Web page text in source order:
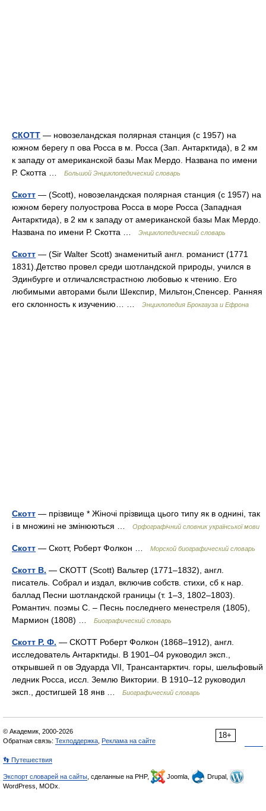
СКОТТ — новозеландская полярная станция (с 1957) на
южном берегу п ова Росса в м. Росса (Зап. Антарктида), в 2 км
к западу от американской базы Мак Мердо. Названа по имени
Р. Скотта …
Большой Энциклопедический словарь
Скотт — (Scott), новозеландская полярная станция (с 1957) на
южном берегу полуострова Росса в море Росса (Западная
Антарктида), в 2 км к западу от американской базы Мак Мердо.
Названа по имени Р. Скотта …
Энциклопедический словарь
Скотт — (Sir Walter Scott) знаменитый англ. романист (1771
1831).Детство провел среди шотландской природы, учился в
Эдинбурге и отличалсястрастною любовью к чтению. Его
любимыми авторами были Шекспир, Мильтон,Спенсер. Ранняя
его склонность к изучению… …
Энциклопедия Брокгауза и Ефрона
Скотт — прізвище * Жіночі прізвища цього типу як в однині, так
і в множині не змінюються …
Орфографічний словник української мови
Скотт — Скотт, Роберт Фолкон … Морской биографический словарь
Скотт В. — СКОТТ (Scott) Вальтер (1771–1832), англ.
писатель. Собрал и издал, включив собств. стихи, сб к нар.
баллад Песни шотландской границы (т. 1–3, 1802–1803).
Романтич. поэмы С. – Песнь последнего менестреля (1805),
Мармион (1808) …
Биографический словарь
Скотт Р. Ф. — СКОТТ Роберт Фолкон (1868–1912), англ.
исследователь Антарктиды. В 1901–04 руководил эксп.,
открывшей п ов Эдуарда VII, Трансантарктич. горы, шельфовый
ледник Росса, иссл. Землю Виктории. В 1910–12 руководил
эксп., достигшей 18 янв …
Биографический словарь
18+
© Академик, 2000-2026
Обратная связь: Техподдержка Реклама на сайте
👣 Путешествия
Экспорт словарей на сайты , сделанные на PHP, Joomla,
Drupal,
WordPress, MODx.